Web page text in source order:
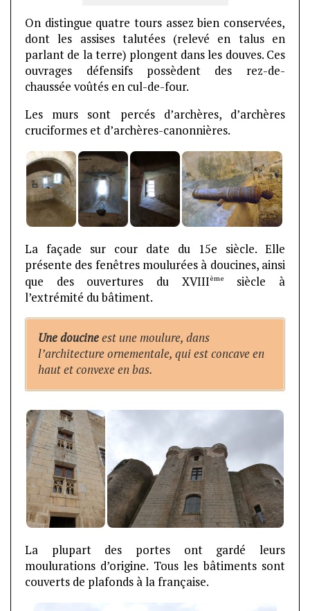
On distingue quatre tours assez bien conservées,
dont les assises talutées (relevé en talus en
parlant de la terre) plongent dans les douves. Ces
ouvrages défensifs possèdent des rez-de-
chaussée voûtés en cul-de-four.
Les murs sont percés d’archères, d’archères
cruciformes et d’archères-canonnières.
La façade sur cour date du 15e siècle. Elle
présente des fenêtres moulurées à doucines, ainsi
que des ouvertures du XVIIIème
siècle à
l’extrémité du bâtiment.
Une doucineest une moulure, dans
l’architecture ornementale, qui est concave en
haut et convexe en bas.
La plupart des portes ont gardé leurs
moulurations d’origine. Tous les bâtiments sont
couverts de plafonds à la française.